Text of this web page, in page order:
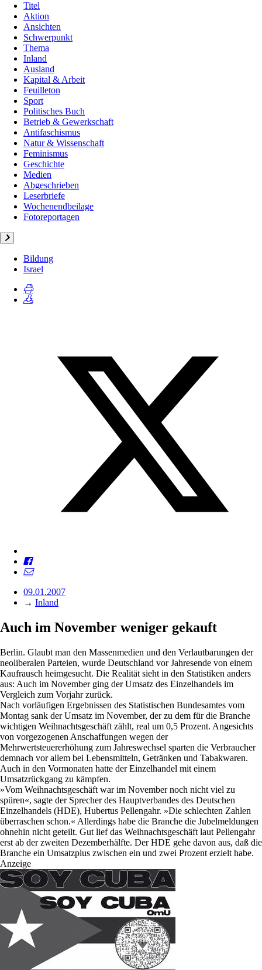
Titel
Aktion
Ansichten
Schwerpunkt
Thema
Inland
Ausland
Kapital & Arbeit
Feuilleton
Sport
Politisches Buch
Betrieb & Gewerkschaft
Antifaschismus
Natur & Wissenschaft
Feminismus
Geschichte
Medien
Abgeschrieben
Leserbriefe
Wochenendbeilage
Fotoreportagen
Bildung
Israel
09.01.2007
→ Inland
Auch im November weniger gekauft
Berlin. Glaubt man den Massenmedien und den Verlautbarungen der
neoliberalen Parteien, wurde Deutschland vor Jahresende von einem
Kaufrausch heimgesucht. Die Realität sieht in den Statistiken anders
aus: Auch im November ging der Umsatz des Einzelhandels im
Vergleich zum Vorjahr zurück.
Nach vorläufigen Ergebnissen des Statistischen Bundesamtes vom
Montag sank der Umsatz im November, der zu dem für die Branche
wichtigen Weihnachtsgeschäft zählt, real um 0,5 Prozent. Angesichts
von vorgezogenen Anschaffungen wegen der
Mehrwertsteuererhöhung zum Jahreswechsel sparten die Verbraucher
demnach vor allem bei Lebensmitteln, Getränken und Tabakwaren.
Auch in den Vormonaten hatte der Einzelhandel mit einem
Umsatzrückgang zu kämpfen.
»Vom Weihnachtsgeschäft war im November noch nicht viel zu
spüren«, sagte der Sprecher des Hauptverbandes des Deutschen
Einzelhandels (HDE), Hubertus Pellengahr. »Die schlechten Zahlen
überraschen schon.« Allerdings habe die Branche die Jubelmeldungen
ohnehin nicht geteilt. Gut lief das Weihnachtsgeschäft laut Pellengahr
erst ab der zweiten Dezemberhälfte. Der HDE gehe davon aus, daß die
Branche ein Umsatzplus zwischen ein und zwei Prozent erzielt habe.
Anzeige